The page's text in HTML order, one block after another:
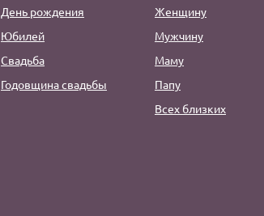
День рождения
Юбилей
Свадьба
Годовщина свадьбы
Женщину
Мужчину
Маму
Папу
Всех близких